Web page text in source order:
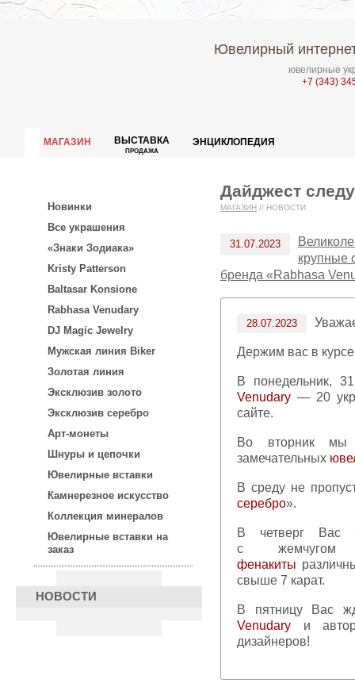
Ювелирный
ювелирные
+7 (343)
МАГАЗИН ВЫСТАВКА
ПРОДАЖА
ЭНЦИКЛОПЕДИЯ
Новинки
Все украшения
«Знаки Зодиака»
Kristy Patterson
Baltasar Konsione
Rabhasa Venudary
DJ Magic Jewelry
Мужская линия Biker
Золотая линия
Эксклюзив золото
Эксклюзив серебро
Арт-монеты
Шнуры и цепочки
Ювелирные вставки
Камнерезное искусство
Коллекция минералов
Ювелирные вставки на
заказ
НОВОСТИ
Дайджест
МАГАЗИН // НОВОСТИ
31.07.2023
крупные
бренда «Rabhasa
28.07.2023
Держим вас в
В
Venudary — 20
сайте.
Во вторник мы предложим Вашему вниманию 25
замечательных
В среду не
серебро».
В четверг Вас будут ждать элегантные украшения
с
фенакиты
свыше 7 карат.
В пятницу Вас
Venudary и
дизайнеров!